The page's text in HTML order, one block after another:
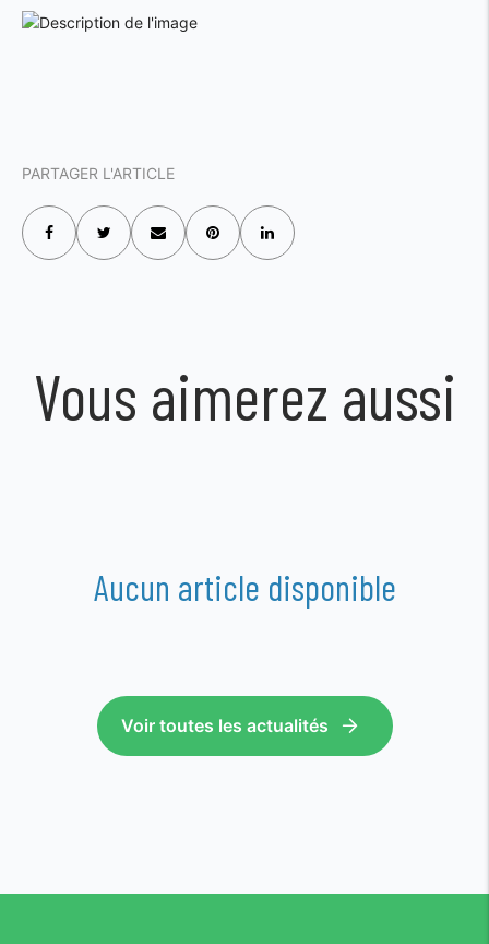
PARTAGER L'ARTICLE
Vous aimerez aussi
Aucun article disponible
Voir toutes les actualités